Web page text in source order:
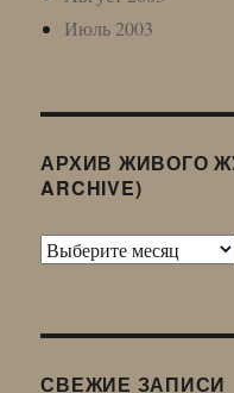
Июль 2003
АРХИВ ЖИВОГО
ARCHIVE)
Архив
LJ
СВЕЖИЕ ЗАПИСИ